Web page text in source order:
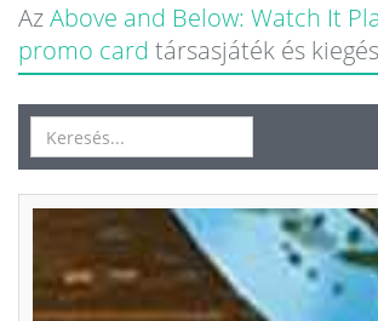
AzAbove and Below: Watch It
promo card társasjáték és